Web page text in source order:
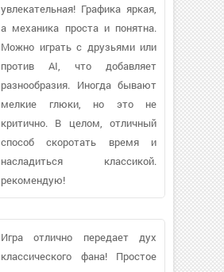
увлекательная! Графика яркая,
а механика проста и понятна.
Можно играть с друзьями или
против AI, что добавляет
разнообразия. Иногда бывают
мелкие глюки, но это не
критично. В целом, отличный
способ скоротать время и
насладиться классикой.
рекомендую!
Игра отлично передает дух
классического фана! Простое